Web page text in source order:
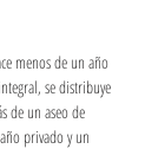
menos de un año
se distribuye
de un aseo de
privado y un